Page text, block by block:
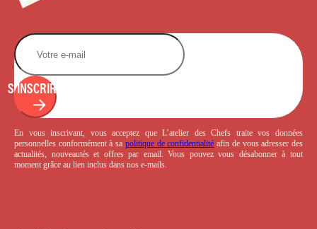
S'INSCRIRE
En vous inscrivant, vous acceptez que L’atelier des Chefs traite vos données
personnelles conformément à sa politique de confidentialité afin de vous adresser des
actualités, nouveautés et offres par email. Vous pouvez vous désabonner à tout
moment grâce au lien inclus dans nos e-mails.